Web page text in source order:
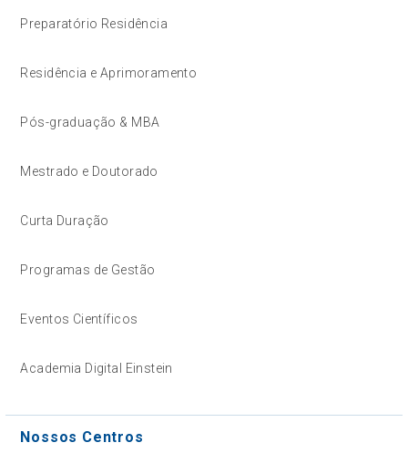
Preparatório Residência
Residência e Aprimoramento
Pós-graduação & MBA
Mestrado e Doutorado
Curta Duração
Programas de Gestão
Eventos Científicos
Academia Digital Einstein
Nossos Centros